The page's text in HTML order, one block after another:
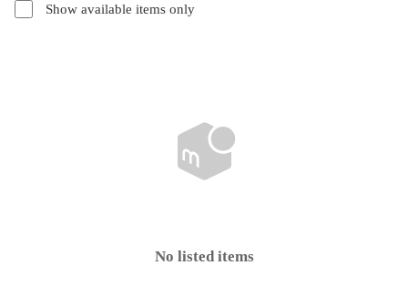
Show available items only
No listed items